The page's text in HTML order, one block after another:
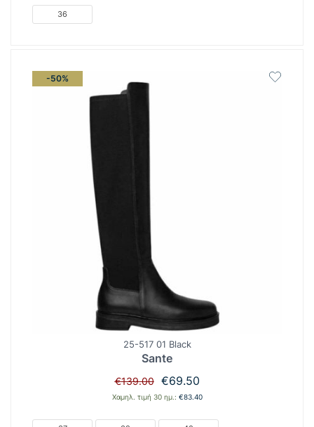
36
-50%
25-517 01 Black
Sante
€139.00
Original
price
€69.50Η
τρέχουσα
Χαμηλ. τιμή 30 ημ.: €83.40